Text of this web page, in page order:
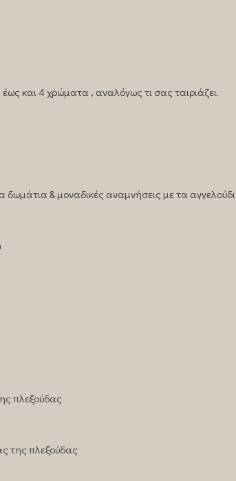
και 4 χρώματα , αναλόγως τι σας ταιριάζει.
δωμάτια & μοναδικές αναμνήσεις με τα
πλεξούδας
της πλεξούδας